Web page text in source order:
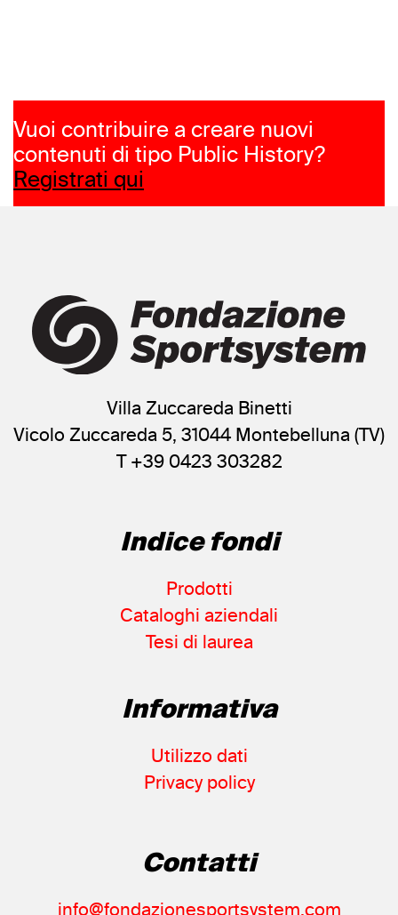
Vuoi contribuire a creare nuovi
contenuti di tipo Public History?
Registrati qui
Villa Zuccareda Binetti
Vicolo Zuccareda 5, 31044 Montebelluna (TV)
T +39 0423 303282
Indice fondi
Prodotti
Cataloghi aziendali
Tesi di laurea
Informativa
Utilizzo dati
Privacy policy
Contatti
info@fondazionesportsystem.com